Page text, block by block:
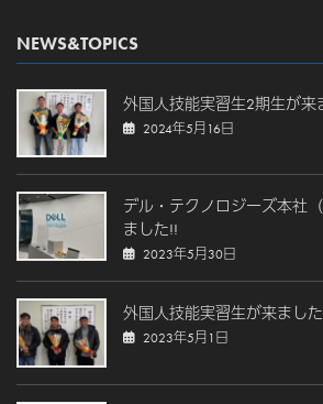
NEWS&TOPICS
外国人技能実習生2期生が来
2024年5月16日
デル・テクノロジーズ本社
ました!!
2023年5月30日
外国人技能実習生が来ました
2023年5月1日